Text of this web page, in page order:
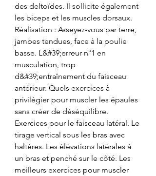
des deltoïdes. Il sollicite également
les biceps et les muscles dorsaux.
Réalisation : Asseyez-vous par terre,
jambes tendues, face à la poulie
basse. L&#39;erreur n°1 en
musculation, trop
d&#39;entraînement du faisceau
antérieur. Quels exercices à
privilégier pour muscler les épaules
sans créer de déséquilibre.
Exercices pour le faisceau latéral. Le
tirage vertical sous les bras avec
haltères. Les élévations latérales à
un bras et penché sur le côté. Les
meilleurs exercices pour muscler